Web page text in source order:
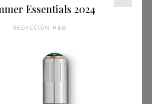
Essentials 2024
REDACCIÓN H&B